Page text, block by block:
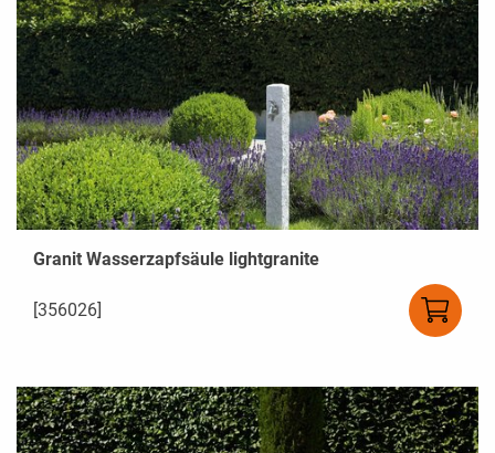
Granit Wasserzapfsäule lightgranite
[356026]